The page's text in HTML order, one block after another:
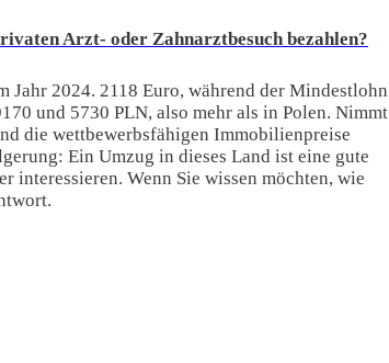
Arzt- oder Zahnarztbesuch bezahlen?
2024. 2118 Euro, während der Mindestlohn
und 5730 PLN, also mehr als in Polen. Nimmt
die wettbewerbsfähigen Immobilienpreise
Ein Umzug in dieses Land ist eine gute
interessieren. Wenn Sie wissen möchten, wie